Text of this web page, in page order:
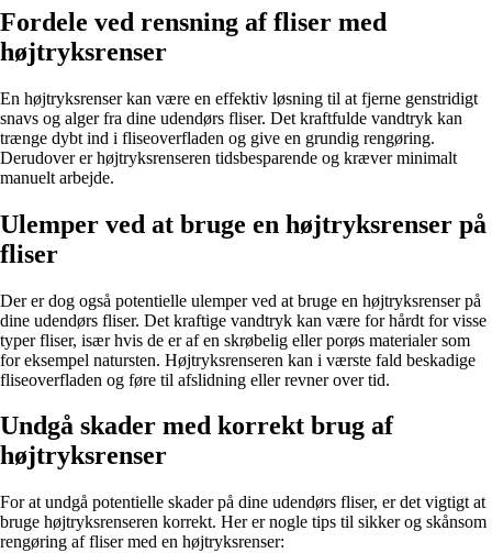
Fordele ved rensning af fliser med
højtryksrenser
En højtryksrenser kan være en effektiv løsning til at fjerne genstridigt
snavs og alger fra dine udendørs fliser. Det kraftfulde vandtryk kan
trænge dybt ind i fliseoverfladen og give en grundig rengøring.
Derudover er højtryksrenseren tidsbesparende og kræver minimalt
manuelt arbejde.
Ulemper ved at bruge en højtryksrenser på
fliser
Der er dog også potentielle ulemper ved at bruge en højtryksrenser på
dine udendørs fliser. Det kraftige vandtryk kan være for hårdt for visse
typer fliser, især hvis de er af en skrøbelig eller porøs materialer som
for eksempel natursten. Højtryksrenseren kan i værste fald beskadige
fliseoverfladen og føre til afslidning eller revner over tid.
Undgå skader med korrekt brug af
højtryksrenser
For at undgå potentielle skader på dine udendørs fliser, er det vigtigt at
bruge højtryksrenseren korrekt. Her er nogle tips til sikker og skånsom
rengøring af fliser med en højtryksrenser: